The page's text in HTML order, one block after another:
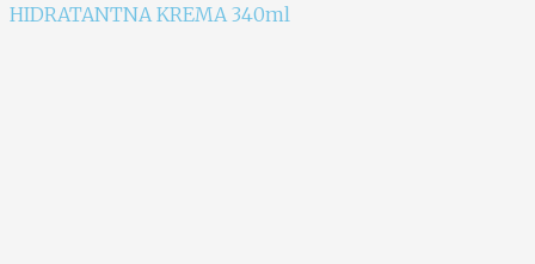
HIDRATANTNA KREMA 340ml